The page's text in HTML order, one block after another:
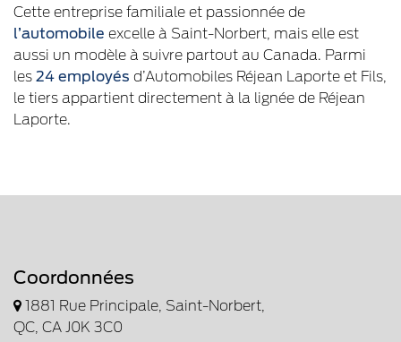
Cette entreprise familiale et passionnée de
l’automobile excelle à Saint-Norbert, mais elle est
aussi un modèle à suivre partout au Canada. Parmi
les 24 employés d’Automobiles Réjean Laporte et Fils,
le tiers appartient directement à la lignée de Réjean
Laporte.
Coordonnées
1881 Rue Principale, Saint-Norbert,
QC, CA J0K 3C0